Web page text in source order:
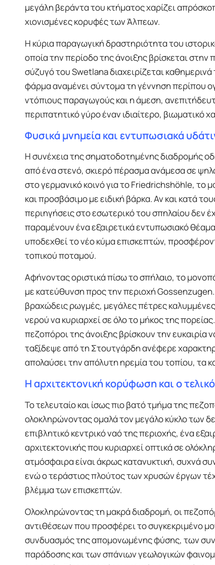
μεγάλη βεράντα του κτήματος χαρίζει
χιονισμένες κορυφές των Άλπεων.
Η κύρια παραγωγική δραστηριότητα του
οποία την περίοδο της άνοιξης βρίσκεται
σύζυγό του Swetlana διαχειρίζεται
φάρμα αναμένει σύντομα τη γέννηση περίπου
ντόπιους παραγωγούς και η άμεση,
περιπατητικό γύρο έναν ιδιαίτερο, βιωματικό
Φυσικά μνημεία και εντυπωσιακά
Η συνέχεια της σηματοδοτημένης διαδρομής
από ένα στενό, σκιερό πέρασμα ανάμεσα σε
στο γερμανικό κοινό για το Friedrichshöhle, το
και προσβάσιμο με ειδική βάρκα. Αν και κατά
περιηγήσεις στο εσωτερικό του σπηλαίου δεν
παραμένουν ένα εξαιρετικά εντυπωσιακό
υποδεχθεί το νέο κύμα επισκεπτών,
τοπικού ποταμού.
Αφήνοντας οριστικά πίσω το σπήλαιο, το
με κατεύθυνση προς την περιοχή
βραχώδεις ρωγμές, μεγάλες πέτρες
νερού να κυριαρχεί σε όλο το μήκος της
πεζοπόροι της άνοιξης βρίσκουν την ευκαιρία
ταξίδεψε από τη Στουτγάρδη ανέφερε
απολαύσει την απόλυτη ηρεμία του τοπίου, τα
Η αρχιτεκτονική κορύφωση και ο
Το τελευταίο και ίσως πιο βατό τμήμα της
ολοκληρώνοντας ομαλά τον μεγάλο κύκλο των
επιβλητικό κεντρικό ναό της περιοχής, ένα
αρχιτεκτονικής που κυριαρχεί οπτικά σε
ατμόσφαιρα είναι άκρως κατανυκτική, συχνά
ενώ ο τεράστιος πλούτος των χρυσών έργων
βλέμμα των επισκεπτών.
Ολοκληρώνοντας τη μακρά διαδρομή, οι
αντιθέσεων που προσφέρει το συγκεκριμένο
συνδυασμός της απομονωμένης φύσης, των
παράδοσης και των σπάνιων γεωλογικών